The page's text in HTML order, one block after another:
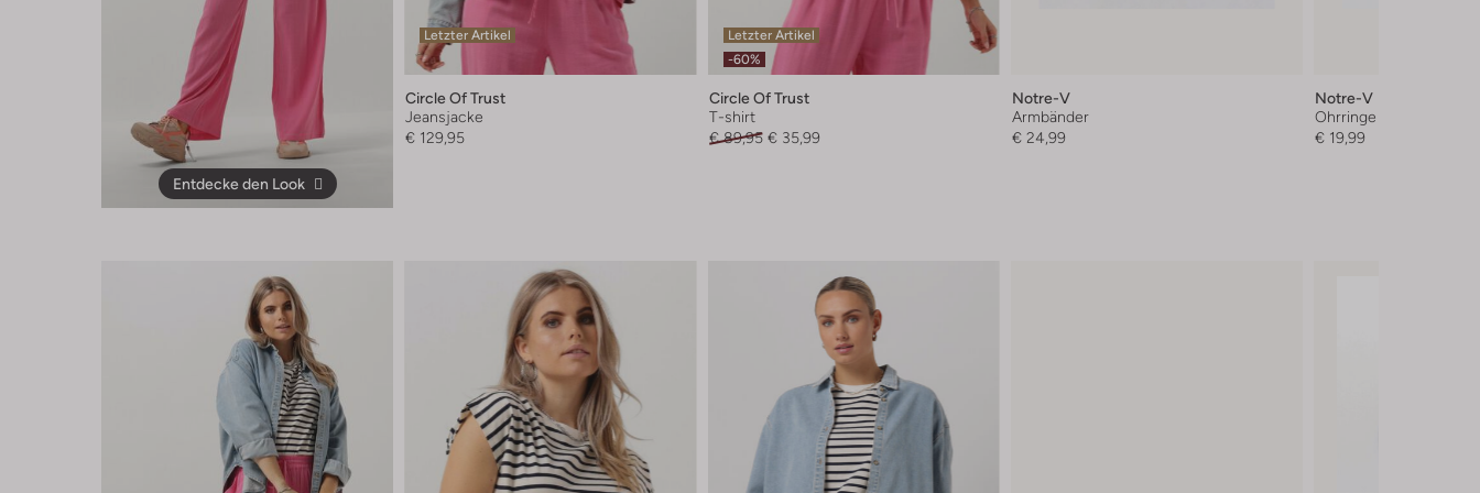
Entdecke den Look
Letzter Artikel
Circle Of Trust
Jeansjacke
€ 129,95
Letzter Artikel
-60%
Circle Of Trust
T-shirt
€ 89,95 € 35,99
Notre-V
Armbänder
€ 24,99
Notre-V
Ohrringe
€ 19,99